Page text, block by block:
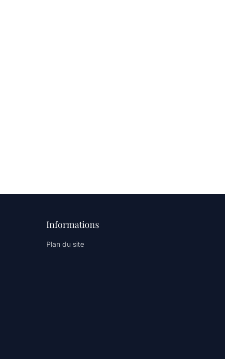
Informations
Plan du site